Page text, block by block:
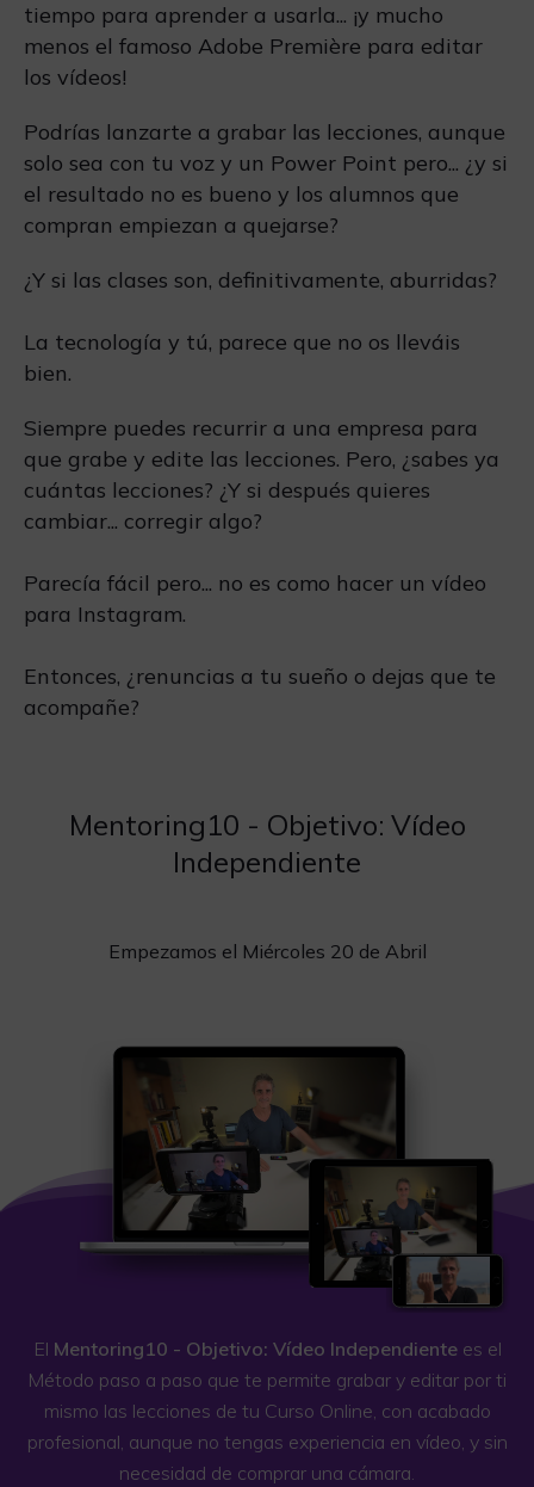
tiempo para aprender a usarla... ¡y mucho
menos el famoso Adobe Première para editar
los vídeos!
Podrías lanzarte a grabar las lecciones, aunque
solo sea con tu voz y un Power Point pero... ¿y si
el resultado no es bueno y los alumnos que
compran empiezan a quejarse?
¿Y si las clases son, definitivamente, aburridas?
La tecnología y tú, parece que no os lleváis
bien.
Siempre puedes recurrir a una empresa para
que grabe y edite las lecciones. Pero, ¿sabes ya
cuántas lecciones? ¿Y si después quieres
cambiar... corregir algo?
Parecía fácil pero... no es como hacer un vídeo
para Instagram.
Entonces, ¿renuncias a tu sueño o dejas que te
acompañe?
Mentoring10 - Objetivo: Vídeo
Independiente
Empezamos el Miércoles 20 de Abril
El Mentoring10 - Objetivo: Vídeo Independientees el
Método paso a paso que te permite grabar y editar por ti
mismo las lecciones de tu Curso Online, con acabado
profesional, aunque no tengas experiencia en vídeo, y sin
necesidad de comprar una cámara.